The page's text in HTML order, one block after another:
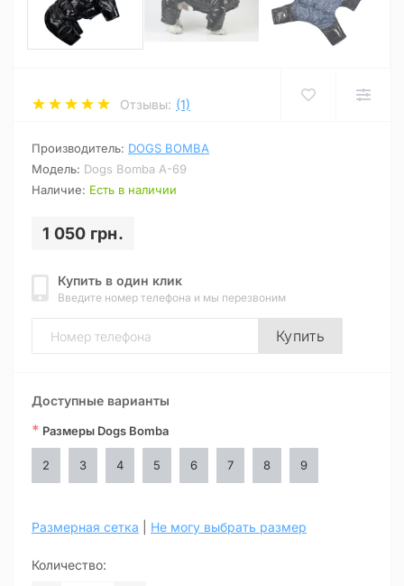
Отзывы: (1)
Производитель: DOGS BOMBA
Модель: Dogs Bomba A-69
Наличие: Есть в наличии
1 050 грн.
Купить в один клик
Введите номер телефона и мы перезвоним
Купить
Доступные варианты
* Размеры Dogs Bomba
2 3 4 5 6 7 8 9
Размерная сетка Не могу выбрать размер
Количество: